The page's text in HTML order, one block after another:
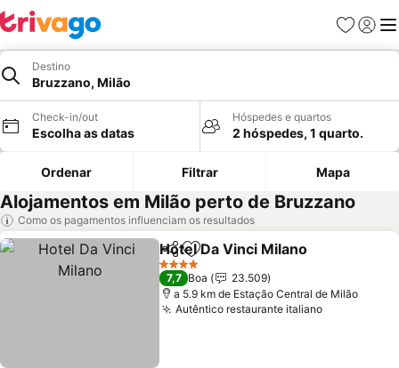
Favoritos
Iniciar
Destino
Bruzzano, Milão
Check-in/out
Escolha as datas
Hóspedes e quartos
2 hóspedes, 1 quarto.
Ordenar Filtrar Mapa
Alojamentos em Milão perto de Bruzzano
Como os pagamentos influenciam os resultados
PartilharAdicionar aos favoritos
Hotel Da Vinci Milano
4 Estrelas
7,7 Boa
23.509
a 5.9 km de Estação Central de Milão
Autêntico restaurante italianoVer preços